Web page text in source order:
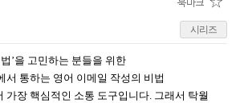
시리즈
’을 고민하는 분들을 위한
서 통하는 영어 이메일 작성의 비법
가장 핵심적인 소통 도구입니다. 그래서 탁월